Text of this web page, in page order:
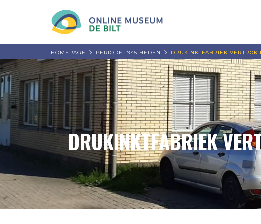
HOMEPAGE PERIODE 1945 HEDEN DRUKINKTFABRIEK
DRUKINKTFABRIEK